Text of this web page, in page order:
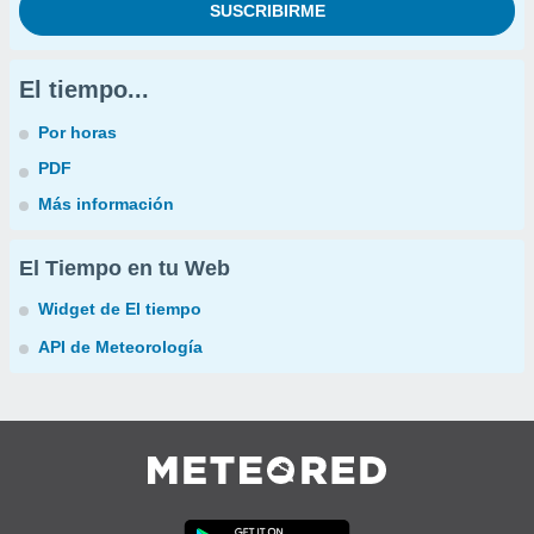
El tiempo...
Por horas
PDF
Más información
El Tiempo en tu Web
Widget de El tiempo
API de Meteorología